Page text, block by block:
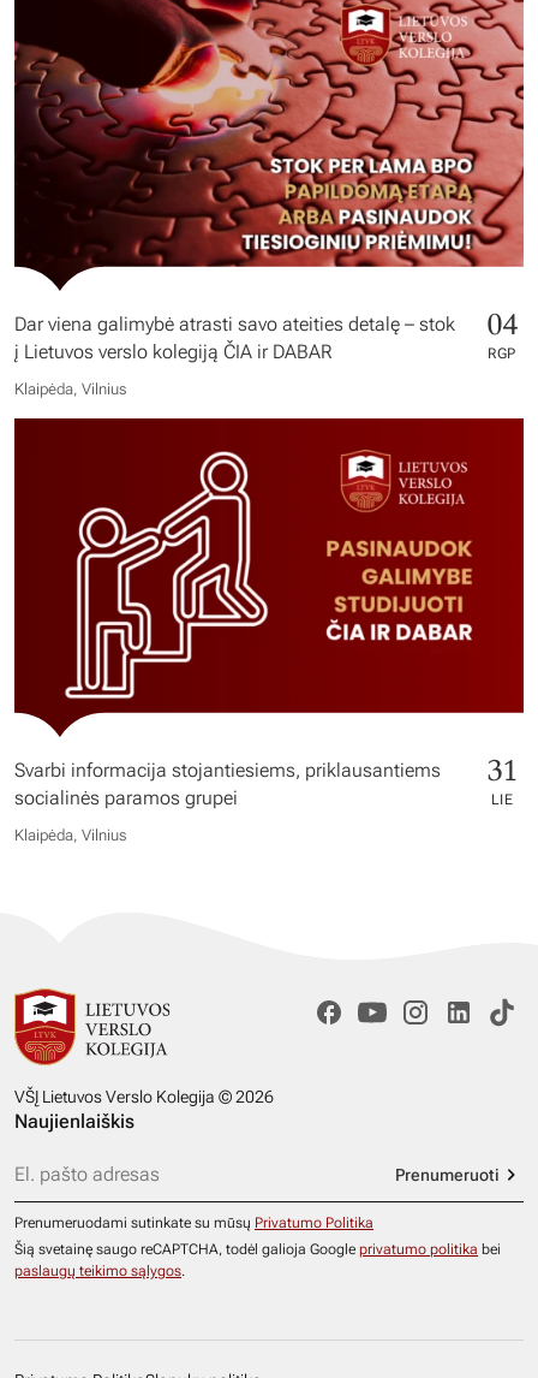
Dar viena galimybė atrasti savo ateities detalę – stok
į Lietuvos verslo kolegiją ČIA ir DABAR
04
RGP
Klaipėda, Vilnius
Svarbi informacija stojantiesiems, priklausantiems
socialinės paramos grupei
31
LIE
Klaipėda, Vilnius
VŠĮ Lietuvos Verslo Kolegija © 2026
Naujienlaiškis
Prenumeruoti
Prenumeruodami sutinkate su mūsų Privatumo Politika
Šią svetainę saugo reCAPTCHA, todėl galioja Google privatumo politika bei
paslaugų teikimo sąlygos.